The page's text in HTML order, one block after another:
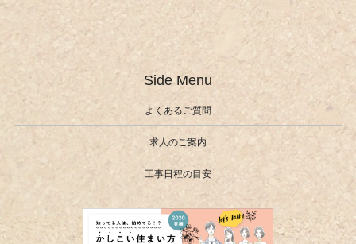
Side Menu
よくあるご質問
求人のご案内
工事日程の目安